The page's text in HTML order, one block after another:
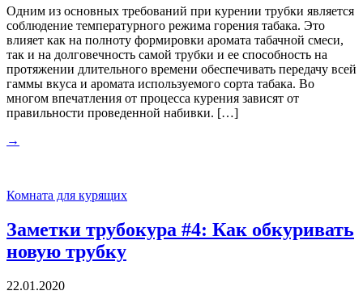
Одним из основных требований при курении трубки является
соблюдение температурного режима горения табака. Это
влияет как на полноту формировки аромата табачной смеси,
так и на долговечность самой трубки и ее способность на
протяжении длительного времени обеспечивать передачу всей
гаммы вкуса и аромата используемого сорта табака. Во
многом впечатления от процесса курения зависят от
правильности проведенной набивки. […]
→
Комната для курящих
Заметки трубокура #4: Как обкуривать
новую трубку
22.01.2020